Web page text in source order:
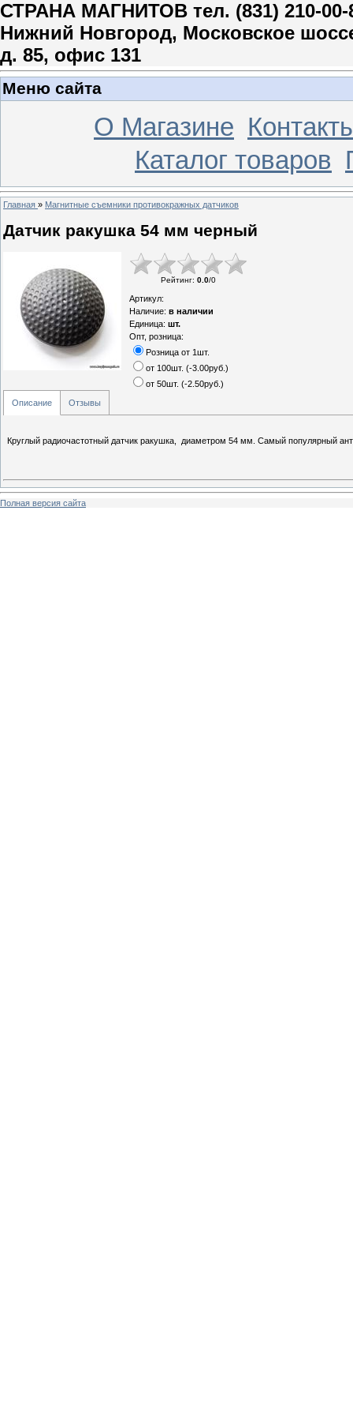
СТРАНА МАГНИТОВ тел. (831) 210-00-
Нижний Новгород, Московское
д. 85, офис 131
Меню сайта
О Магазине
Каталог товаров
Главная » Магнитные съемники противокражных датчиков
Датчик ракушка 54 мм черный
Рейтинг: 0.0/0
Артикул:
Наличие: в наличии
Единица: шт.
Опт, розница:
Розница от 1шт.
от 100шт. (-3.00руб. )
от 50шт. (-2.50руб. )
Описание
Отзывы
Круглый радиочастотный датчик ракушка, диаметром 54 мм. Самый популярный
Полная версия сайта